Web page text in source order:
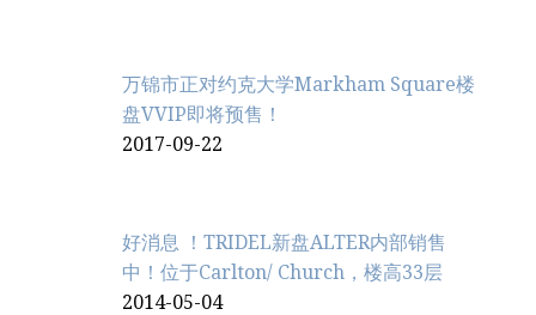
万锦市正对约克大学Markham Square楼
盘VVIP即将预售！
2017-09-22
好消息 ！TRIDEL新盘ALTER内部销售
中！位于Carlton/ Church，楼高33层
2014-05-04